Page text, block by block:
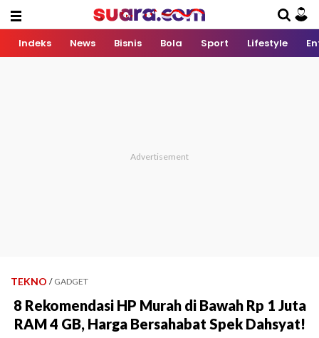
Indeks News Bisnis Bola Sport Lifestyle
TEKNO / GADGET
8 Rekomendasi HP Murah di Bawah Rp 1 Juta
RAM 4 GB, Harga Bersahabat Spek Dahsyat!